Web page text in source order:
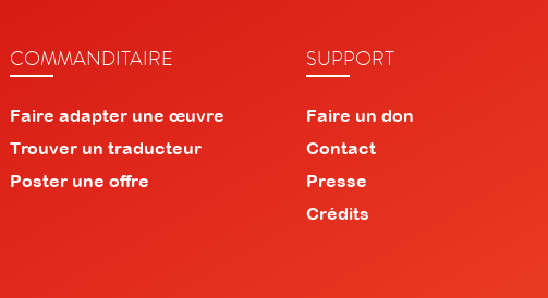
COMMANDITAIRE
Faire adapter une œuvre
Trouver un traducteur
Poster une offre
SUPPORT
Faire un don
Contact
Presse
Crédits